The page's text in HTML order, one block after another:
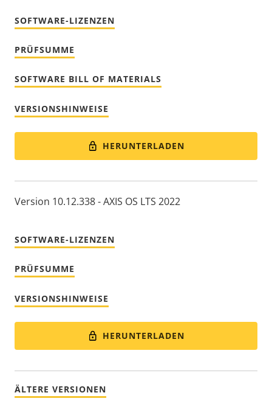
SOFTWARE-LIZENZEN
PRÜFSUMME
SOFTWARE BILL OF MATERIALS
VERSIONSHINWEISE
HERUNTERLADEN
Version 10.12.338 - AXIS OS LTS 2022
SOFTWARE-LIZENZEN
PRÜFSUMME
VERSIONSHINWEISE
HERUNTERLADEN
ÄLTERE VERSIONEN